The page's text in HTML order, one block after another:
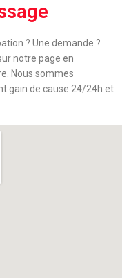
? Une demande ?
notre page en
Nous sommes
gain de cause 24/24h et